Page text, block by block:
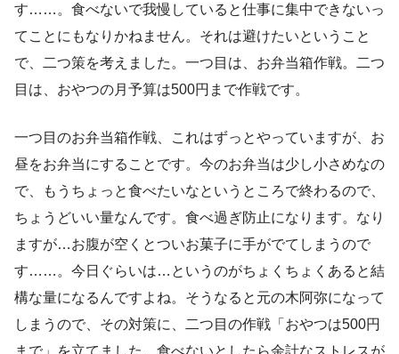
す……。食べないで我慢していると仕事に集中できないっ
てことにもなりかねません。それは避けたいということ
で、二つ策を考えました。一つ目は、お弁当箱作戦。二つ
目は、おやつの月予算は500円まで作戦です。
一つ目のお弁当箱作戦、これはずっとやっていますが、お
昼をお弁当にすることです。今のお弁当は少し小さめなの
で、もうちょっと食べたいなというところで終わるので、
ちょうどいい量なんです。食べ過ぎ防止になります。なり
ますが…お腹が空くとついお菓子に手がでてしまうので
す……。今日ぐらいは…というのがちょくちょくあると結
構な量になるんですよね。そうなると元の木阿弥になって
しまうので、その対策に、二つ目の作戦「おやつは500円
まで」を立てました。食べないとしたら余計なストレスが